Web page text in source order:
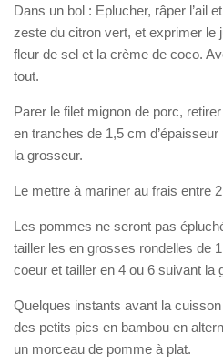
Dans un bol : Eplucher, râper l’ail
zeste du citron vert, et exprimer le
fleur de sel et la crème de coco.
tout.
Parer le filet mignon de porc,
en tranches de 1,5 cm
la grosseur.
Le mettre à mariner au frais entre
Les pommes ne seront pas
tailler les en grosses rondelles de
coeur et tailler en 4 ou 6 suivant la
Quelques instants avant la
des petits pics en bambou en
un morceau de pomme à plat.